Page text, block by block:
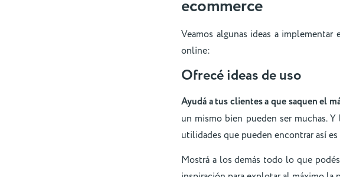
ecommerce
Veamos algunas ideas a
online:
Ofrecé ideas de uso
Ayudá a tus clientes a que saquen el
un mismo bien pueden ser muchas.
utilidades que pueden encontrar así
Mostrá a los demás todo lo que